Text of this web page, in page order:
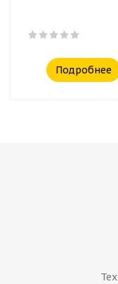
Подробнее